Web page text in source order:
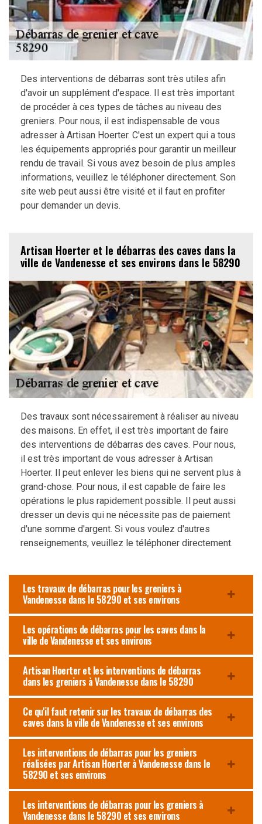
Des interventions de débarras sont très utiles afin
d'avoir un supplément d'espace. Il est très important
de procéder à ces types de tâches au niveau des
greniers. Pour nous, il est indispensable de vous
adresser à Artisan Hoerter. C'est un expert qui a tous
les équipements appropriés pour garantir un meilleur
rendu de travail. Si vous avez besoin de plus amples
informations, veuillez le téléphoner directement. Son
site web peut aussi être visité et il faut en profiter
pour demander un devis.
Artisan Hoerter et le débarras des caves dans la
ville de Vandenesse et ses environs dans le 58290
Des travaux sont nécessairement à réaliser au niveau
des maisons. En effet, il est très important de faire
des interventions de débarras des caves. Pour nous,
il est très important de vous adresser à Artisan
Hoerter. Il peut enlever les biens qui ne servent plus à
grand-chose. Pour nous, il est capable de faire les
opérations le plus rapidement possible. Il peut aussi
dresser un devis qui ne nécessite pas de paiement
d'une somme d'argent. Si vous voulez d'autres
renseignements, veuillez le téléphoner directement.
Les travaux de débarras pour les greniers à
Vandenesse dans le 58290 et ses environs
Les opérations de débarras pour les caves dans la
ville de Vandenesse et ses environs
Artisan Hoerter et les interventions de débarras
dans les greniers à Vandenesse dans le 58290
Ce qu'il faut retenir sur les travaux de débarras des
caves dans la ville de Vandenesse et ses environs
Les interventions de débarras pour les greniers
réalisées par Artisan Hoerter à Vandenesse dans le
58290 et ses environs
Les interventions de débarras pour les greniers à
Vandenesse dans le 58290 et ses environs